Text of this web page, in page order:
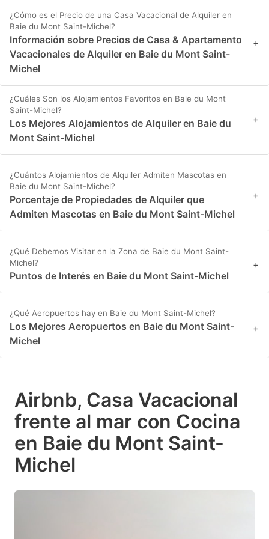
¿Cómo es el Precio de una Casa Vacacional de Alquiler en
Baie du Mont Saint-Michel?
Información sobre Precios de Casa & Apartamento
Vacacionales de Alquiler en Baie du Mont Saint-
Michel
+
¿Cuáles Son los Alojamientos Favoritos en Baie du Mont
Saint-Michel?
Los Mejores Alojamientos de Alquiler en Baie du
Mont Saint-Michel
+
¿Cuántos Alojamientos de Alquiler Admiten Mascotas en
Baie du Mont Saint-Michel?
Porcentaje de Propiedades de Alquiler que
Admiten Mascotas en Baie du Mont Saint-Michel
+
¿Qué Debemos Visitar en la Zona de Baie du Mont Saint-
Michel?
Puntos de Interés en Baie du Mont Saint-Michel
+
¿Qué Aeropuertos hay en Baie du Mont Saint-Michel?
Los Mejores Aeropuertos en Baie du Mont Saint-
Michel
+
Airbnb, Casa Vacacional
frente al mar con Cocina
en Baie du Mont Saint-
Michel